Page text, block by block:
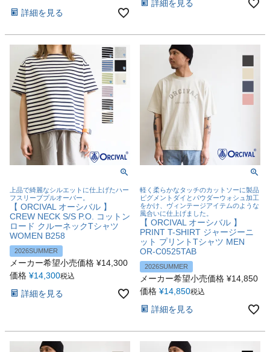
詳細を見る
詳細を見る
上品で綺麗なシルエットに仕上げたハー
フスリーブプルオーバー。
【 ORCIVAL オーシバル 】
CREW NECK S/S P.O. コットン
ロード クルーネックTシャツ
WOMEN B258
2026SUMMER
メーカー希望小売価格 ¥14,300
価格 ¥14,300税込
詳細を見る
軽く柔らかなタッチのカットソーに製品
ピグメントダイとパウダーウォシュ加工
をかけ、ヴィンテージアイテムのような
風合いに仕上げました。
【 ORCIVAL オーシバル 】
PRINT T-SHIRT ジャージーニ
ット プリントTシャツ MEN
OR-C0525TAB
2026SUMMER
メーカー希望小売価格 ¥14,850
価格 ¥14,850税込
詳細を見る